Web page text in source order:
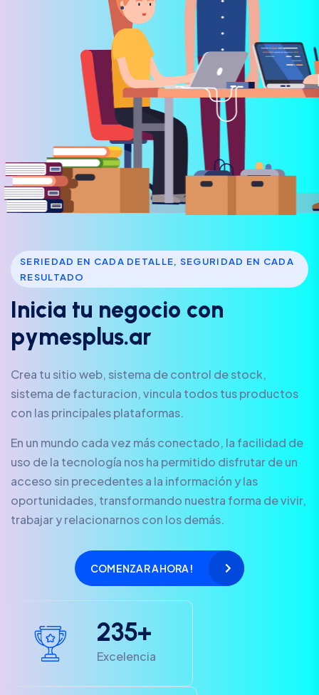
SERIEDAD EN CADA DETALLE, SEGURIDAD EN CADA
RESULTADO
Inicia tu negocio con
pymesp us.ar
Crea tu sitio web, sistema de control de stock,
sistema de facturacion, vincula todos tus productos
con las principales plataformas.
En un mundo cada vez más conectado, la facilidad de
uso de la tecnología nos ha permitido disfrutar de un
acceso sin precedentes a la información y las
oportunidades, transformando nuestra forma de vivir,
trabajar y relacionarnos con los demás.
COMENZAR AHORA!
235+
Excelencia